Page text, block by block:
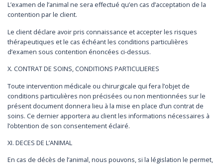
L’examen de l’animal ne sera effectué qu’en cas d’acceptation de la
contention par le client.
Le client déclare avoir pris connaissance et accepter les risques
thérapeutiques et le cas échéant les conditions particulières
d’examen sous contention énoncées ci-dessus.
X. CONTRAT DE SOINS, CONDITIONS PARTICULIERES
Toute intervention médicale ou chirurgicale qui fera l’objet de
conditions particulières non précisées ou non mentionnées sur le
présent document donnera lieu à la mise en place d’un contrat de
soins. Ce dernier apportera au client les informations nécessaires à
l’obtention de son consentement éclairé.
XI. DECES DE L’ANIMAL
En cas de décès de l’animal, nous pouvons, si la législation le permet,